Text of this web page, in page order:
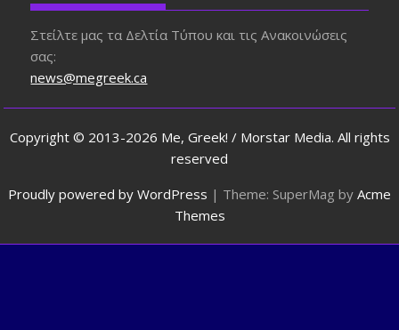
Στείλτε μας τα Δελτία Τύπου και τις Ανακοινώσεις
σας:
news@megreek.ca
Copyright © 2013-2026 Me, Greek! / Morstar Media. All rights
reserved
Proudly powered by WordPress | Theme: SuperMag by Acme
Themes